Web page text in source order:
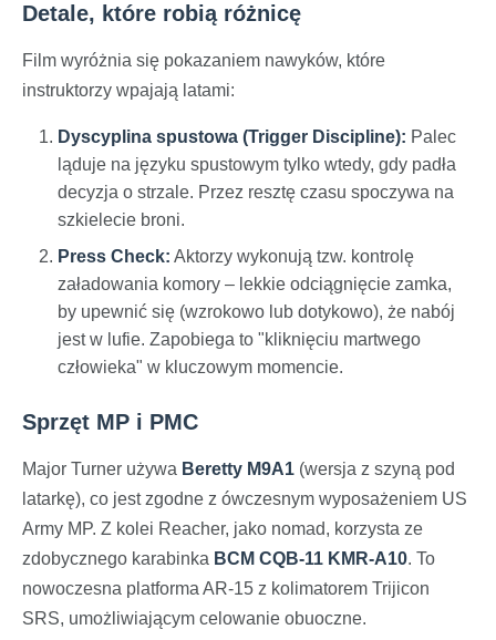
Detale, które robią różnicę
Film wyróżnia się pokazaniem nawyków, które
instruktorzy wpajają latami:
Dyscyplina spustowa (Trigger Discipline): Palec
ląduje na języku spustowym tylko wtedy, gdy padła
decyzja o strzale. Przez resztę czasu spoczywa na
szkielecie broni.
Press Check: Aktorzy wykonują tzw. kontrolę
załadowania komory – lekkie odciągnięcie zamka,
by upewnić się (wzrokowo lub dotykowo), że nabój
jest w lufie. Zapobiega to "kliknięciu martwego
człowieka" w kluczowym momencie.
Sprzęt MP i PMC
Major Turner używa Beretty M9A1 (wersja z szyną pod
latarkę), co jest zgodne z ówczesnym wyposażeniem US
Army MP. Z kolei Reacher, jako nomad, korzysta ze
zdobycznego karabinka BCM CQB-11 KMR-A10. To
nowoczesna platforma AR-15 z kolimatorem Trijicon
SRS, umożliwiającym celowanie obuoczne.